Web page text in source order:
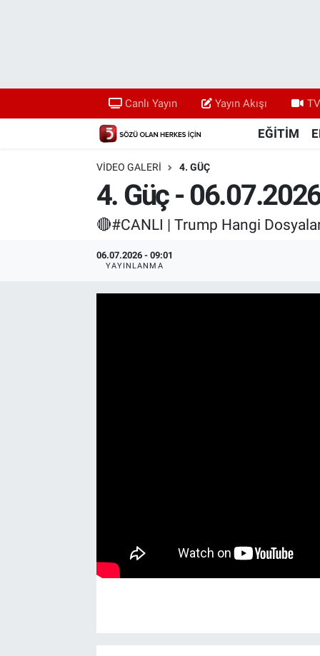
Canlı Yayın Yayın Akışı
EĞİTİM
VIDEO GALERI 4. GÜÇ
4. Güç -
🔴#CANLI | Trump Hangi
06.07.2026 - 09:01
YAYINLANMA
Yayın Akışı
TV 5 Ekranı ve Arşiv